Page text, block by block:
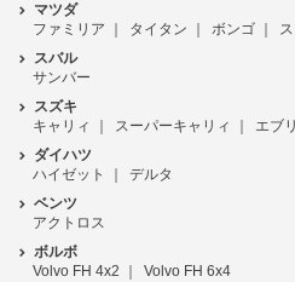
マツダ
ファミリア
タイタン ボンゴ
スバル
サンバー
スズキ
キャリィ
スーパーキャリィ
エブ
ダイハツ
ハイゼット
デルタ
ベンツ
アクトロス
ボルボ
Volvo FH 4x2
Volvo FH 6x4